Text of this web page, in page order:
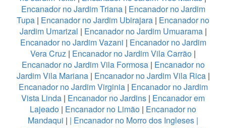
Encanador no Jardim Triana| Encanador no Jardim
Tupa | Encanador no Jardim Ubirajara | Encanador no
Jardim Umarizal | Encanador no Jardim Umuarama|
Encanador no Jardim Vazani | Encanador no Jardim
Vera Cruz | Encanador no Jardim Vila Carrão |
Encanador no Jardim Vila Formosa| Encanador no
Jardim Vila Mariana| Encanador no Jardim Vila Rica|
Encanador no Jardim Virginia| Encanador no Jardim
Vista Linda | Encanador no Jardins | Encanador em
Lajeado | Encanador no Limão | Encanador no
Mandaqui | | Encanador no Morro dos Ingleses |